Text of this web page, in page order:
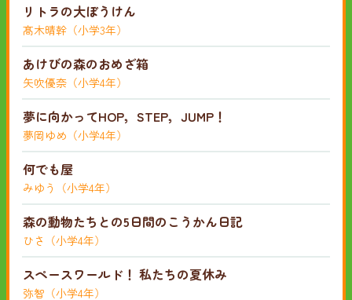
リトラの大ぼうけん
髙木晴幹（小学3年）
あけびの森のおめざ箱
矢吹優奈（小学4年）
夢に向かってHOP，STEP，JUMP！
夢岡ゆめ（小学4年）
何でも屋
みゆう（小学4年）
森の動物たちとの5日間のこうかん日記
ひさ（小学4年）
スペースワールド！ 私たちの夏休み
弥智（小学4年）